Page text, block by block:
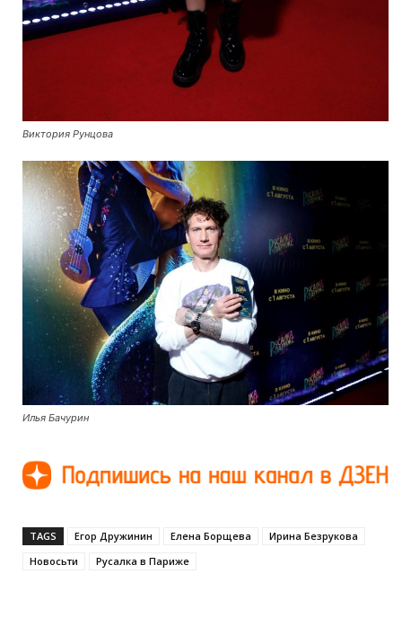
Виктория Рунцова
Илья Бачурин
TAGS Егор Дружинин Елена Борщева
Ирина Безрукова
Новосьти
Русалка в Париже